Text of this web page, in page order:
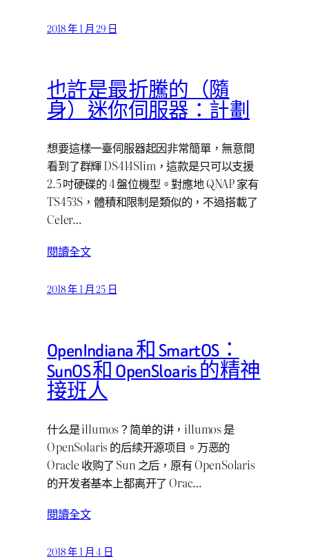
2018 年 1 月 29 日
也許是最折騰的（隨
身）迷你伺服器：計劃
想要這樣一臺伺服器起因非常簡單，無意間
看到了群輝 DS414Slim，這款是只可以支援
2.5 吋硬碟的 4 盤位機型。對應地 QNAP 家有
TS453S，體積和限制是類似的，不過搭載了
Celer…
閱讀全文
2018 年 1 月 25 日
OpenIndiana 和 SmartOS：
SunOS 和 OpenSloaris 的精神
接班人
什么是 illumos？简单的讲，illumos 是
OpenSolaris 的后续开源项目。万恶的
Oracle 收购了 Sun 之后，原有 OpenSolaris
的开发者基本上都离开了 Orac…
閱讀全文
2018 年 1 月 4 日